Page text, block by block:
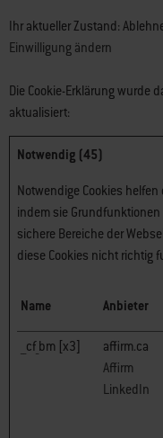
Ihr aktueller Zustand:
Einwilligung ändern
Die Cookie-Erklärung wurde
aktualisiert:
Notwendig (45)
Notwendige Cookies
indem sie
sichere Bereiche der
diese Cookies nicht richtig
Name Anbieter
__cf_bm [x3]
affirm.ca
Affirm
LinkedIn